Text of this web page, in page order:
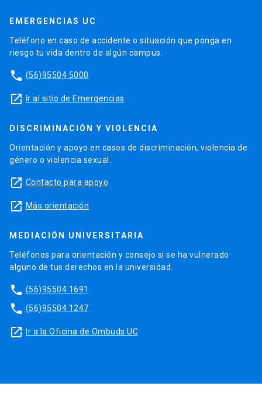
EMERGENCIAS UC
Teléfono en caso de accidente o situación que ponga en
riesgo tu vida dentro de algún campus.
phone (56)95504 5000
launch Ir al sitio de Emergencias
DISCRIMINACIÓN Y VIOLENCIA
Orientación y apoyo en casos de discriminación, violencia de
género o violencia sexual.
launch Contacto para apoyo
launch Más orientación
MEDIACIÓN UNIVERSITARIA
Teléfonos para orientación y consejo si se ha vulnerado
alguno de tus derechos en la universidad.
phone (56)95504 1691
phone (56)95504 1247
launch Ir a la Oficina de Ombuds UC